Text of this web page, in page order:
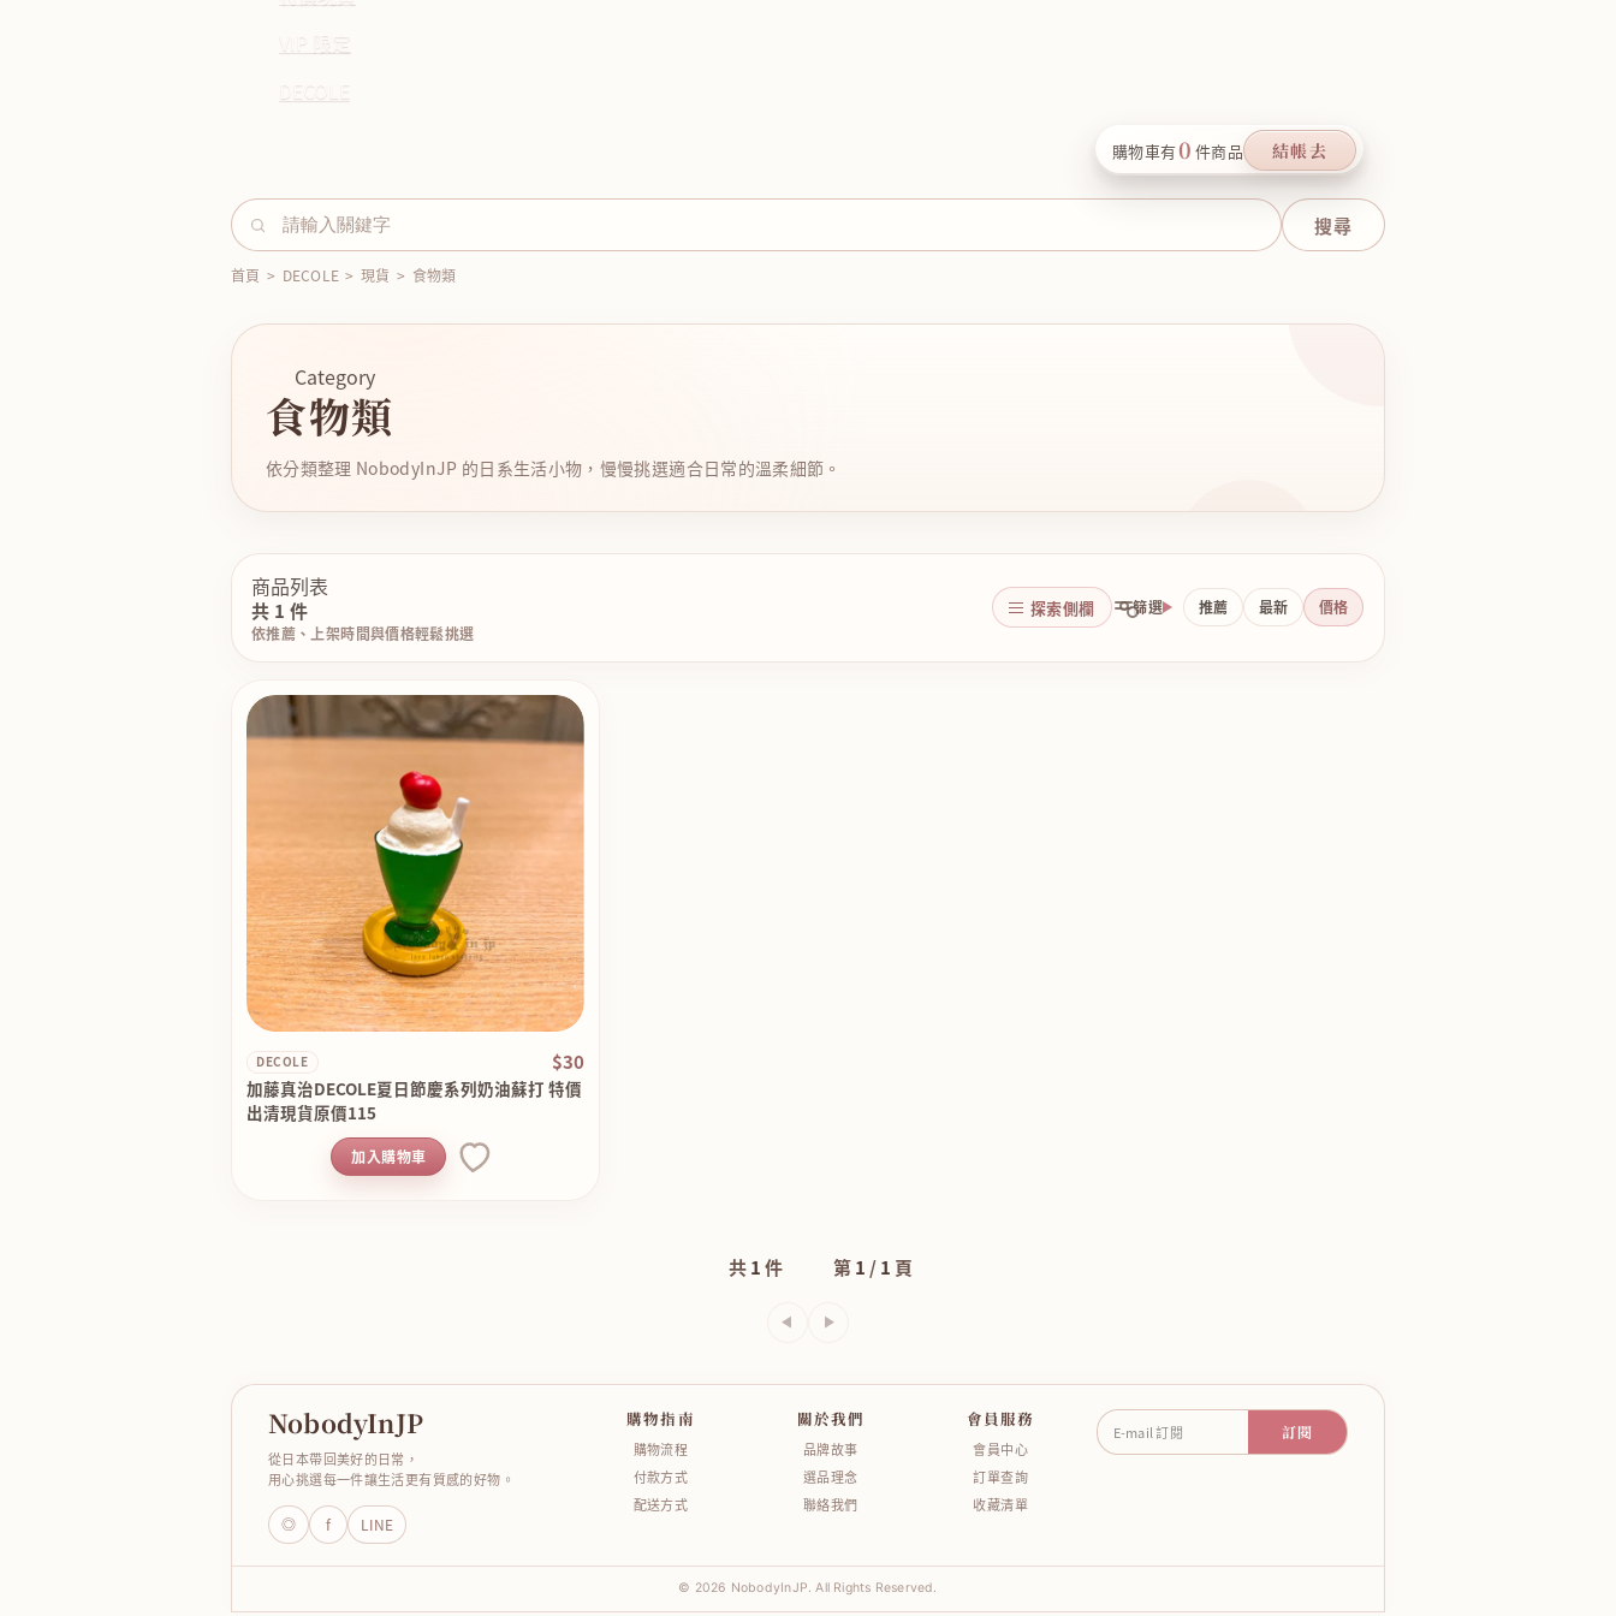
VIP 限定
購物車有0 件商品 結帳去
首頁 > DECOLE > 現貨 > 食物類
Category
食物類
依分類整理 NobodyInJP 的日系生活小物，慢慢挑選適合日常的溫柔細節。
商品列表
共 1 件
依推薦、上架時間與價格輕鬆挑選
探索側欄 篩選 推薦 最新 價格
DECOLE $30
加藤真治DECOLE夏日節慶系列奶油蘇打 特價
出清現貨原價115
加入購物車
共1件 第1 /1 頁
上一頁下一頁
NobodyInJP
從日本帶回美好的日常，
用心挑選每一件讓生活更有質感的好物。
◎ f LINE
購物指南
購物流程
付款方式
配送方式
關於我們
品牌故事
選品理念
聯絡我們
會員服務
會員中心
訂單查詢
收藏清單
E-mail 訂閱 訂閱
© 2026 NobodyInJP. All Rights Reserved.